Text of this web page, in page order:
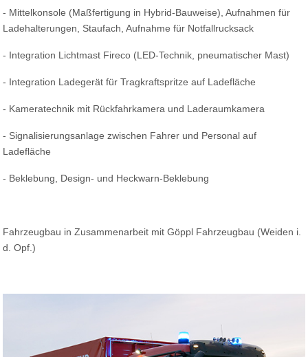
- Mittelkonsole (Maßfertigung in Hybrid-Bauweise), Aufnahmen für
Ladehalterungen, Staufach, Aufnahme für Notfallrucksack
- Integration Lichtmast Fireco (LED-Technik, pneumatischer Mast)
- Integration Ladegerät für Tragkraftspritze auf Ladefläche
- Kameratechnik mit Rückfahrkamera und Laderaumkamera
- Signalisierungsanlage zwischen Fahrer und Personal auf
Ladefläche
- Beklebung, Design- und Heckwarn-Beklebung
Fahrzeugbau in Zusammenarbeit mit Göppl Fahrzeugbau (Weiden i.
d. Opf.)